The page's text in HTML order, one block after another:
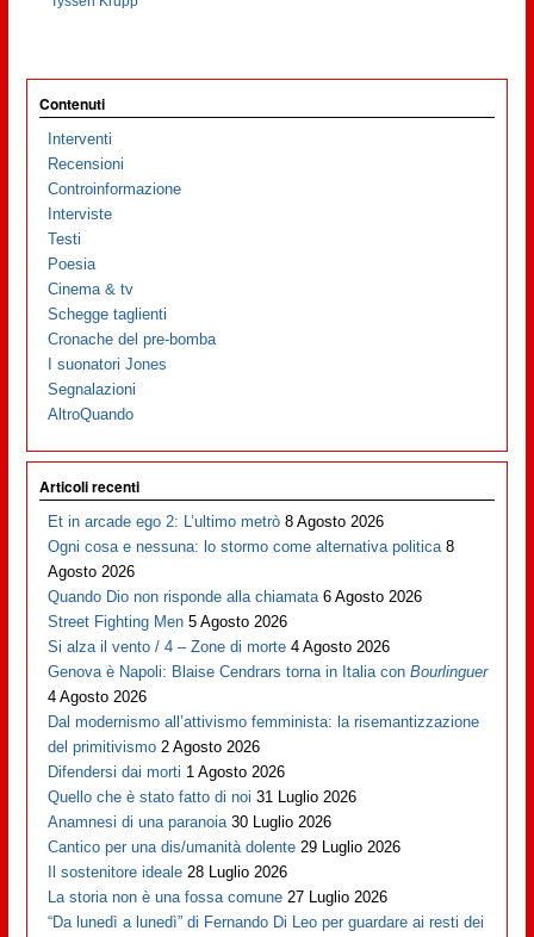
Contenuti
Interventi
Recensioni
Controinformazione
Interviste
Testi
Poesia
Cinema & tv
Schegge taglienti
Cronache del pre-bomba
I suonatori Jones
Segnalazioni
AltroQuando
Articoli recenti
Et in arcade ego 2: L’ultimo metrò 8 Agosto 2026
Ogni cosa e nessuna: lo stormo come alternativa politica 8
Agosto 2026
Quando Dio non risponde alla chiamata 6 Agosto 2026
Street Fighting Men 5 Agosto 2026
Si alza il vento / 4 – Zone di morte 4 Agosto 2026
Genova è Napoli: Blaise Cendrars torna in Italia conBourlinguer
4 Agosto 2026
Dal modernismo all’attivismo femminista: la risemantizzazione
del primitivismo 2 Agosto 2026
Difendersi dai morti 1 Agosto 2026
Quello che è stato fatto di noi 31 Luglio 2026
Anamnesi di una paranoia 30 Luglio 2026
Cantico per una dis/umanità dolente 29 Luglio 2026
Il sostenitore ideale 28 Luglio 2026
La storia non è una fossa comune 27 Luglio 2026
“Da lunedì a lunedì” di Fernando Di Leo per guardare ai resti dei